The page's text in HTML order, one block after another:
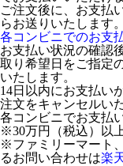
ご注文後に、お支払
らお送りいたします。
各コンビニでのお支
お支払い状況の確認
取り希望日をご指定
いたします。
14日以内にお支払い
注文をキャンセルい
各コンビニでお支払
※30万円（税込）以
※ファミリーマート
るお問い合わせは楽